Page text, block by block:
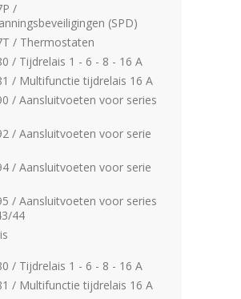
/
(SPD)
/ Thermostaten
/ Tijdrelais 1 - 6 - 8 - 16 A
/ Multifunctie tijdrelais 16 A
/ Aansluitvoeten voor series
/ Aansluitvoeten voor serie
/ Aansluitvoeten voor serie
/ Aansluitvoeten voor series
44
/ Tijdrelais 1 - 6 - 8 - 16 A
/ Multifunctie tijdrelais 16 A